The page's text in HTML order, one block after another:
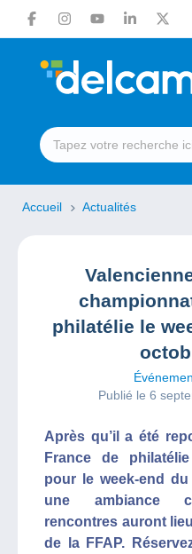
Accueil Actualités
philatélie le
Publié le 6
Après qu’il a été
France de
pour le week-end
une ambiance
rencontres auront
de la FFAP.